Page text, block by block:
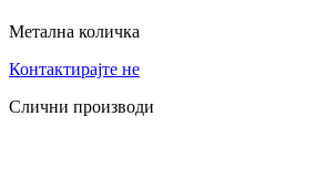
Метална количка
Контактирајте не
Слични производи